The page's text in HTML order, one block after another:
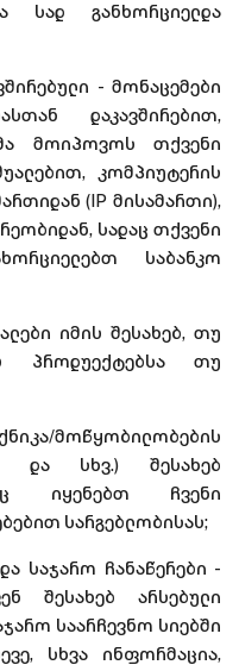
სად განხორციელდა
- მონაცემები
დაკავშირებით,
მოიპოვოს თქვენი
კომპიუტერის
(IP მისამართი),
სადაც თქვენი
საბანკო
იმის შესახებ, თუ
პროდუექტებსა თუ
მოწყობილობების
და სხვ.) შესახებ
იყენებთ ჩვენი
სარგებლობისას;
საჯარო ჩანაწერები -
შესახებ არსებული
საარჩევნო სიებში
სხვა ინფორმაცია,